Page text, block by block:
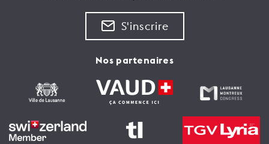
S'inscrire
Nos partenaires